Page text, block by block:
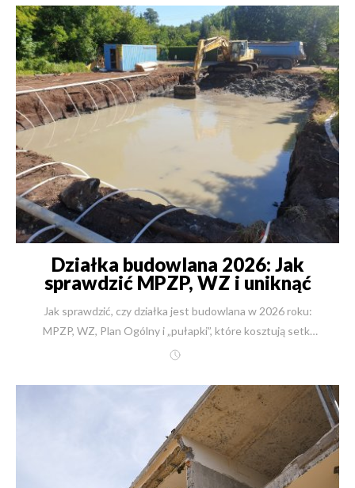
Działka budowlana 2026: Jak
sprawdzić MPZP, WZ i uniknąć
strat?
Jak sprawdzić, czy działka jest budowlana w 2026 roku: MPZP, WZ, Plan Ogólny i „pułapki”, które kosztują setki tysięcy Kwintesencja w 60 sekund (najważniejsze wnioski) „Działka budowlana” z ogłoszenia nie jest statusem prawnym. O tym, czy możesz legalnie postawić dom, decydują MPZP albo decyzja WZ (a od 1 lipca 2026 – często także to, czy teren jest w OUZ w Planie Ogólnym). Najbezpieczniej kupuje się działkę, gdy masz wypis i wyrys z MPZP albo ostateczną WZ (i sprawdzisz dojazd, media, służebności, strefy ochronne, wodę/grunt). „Brak MPZP i brak WZ” = najwyższe ryzyko. W 2026 roku to już nie tylko „czas”, ale realna groźba, że gmina nie będzie mogła wydać WZ poza OUZ. Z MPZP/WZ wyczytasz m.in.: linie zabudowy, wysokość, dach, intensywność, PBC, funkcję, dojazd, a czasem ograniczenia konserwatorskie/powodziowe. Najczęstsza tragedia inwestora: „tania działka” → potem wychodzi: rolna klasa, brak dojazdu prawnego, strefa zalewowa, służebność, wysoka woda, kosztowne fundamenty. Jeśli chcesz, sprawdzimy działkę „jak inżynier + praktyk z budowy”, a nie „jak opis z ogłoszenia”. Napisz: kontakt@new-house.pl lub zadzwoń +48 504 125 130. Dla kogo: dla osób, które w 2026 roku chcą kupić działkę i mieć pewność, że da się na niej legalnie i sensownie zbudować dom (bez min). Co załatwisz u nas: dostajesz weryfikację działki + plan formalności + wstępny budżet i etapy budowy domu – jasno, konkretnie, przed zakupem. Historia z życia budowy Jest 6 stycznia 2026. Rynek działa szybko, ogłoszenia kuszą „budowlaną działką”, a potem przychodzi ten jeden mail z urzędu, który potrafi zatrzymać marzenie na lata. Pan Michał chciał tylko ciszy i widoku na zieleń – znalazł „idealną działkę”. Dopiero w analizie wyszło, że część terenu ma inne przeznaczenie, dojazd jest „na gębę”, a media wcale nie takie blisko. Tego typu historie widzę od 30+ lat w branży: błędy robi się nie na budowie, tylko przed zakupem gruntu. Dobra wiadomość? To da się sprawdzić, krok po kroku, bez doktoratu z planowania. A w 2026 roku – po zmianach planistycznych – ta wiedza jest już nie „mile widziana”, tylko konieczna. 1) Dlaczego „działka budowlana” to często iluzja W ogłoszeniach „budowlana” bywa skrótem myślowym: „ładna, płaska, jest droga”. Tylko że prawo działa inaczej. Możliwość zabudowy nadają dokumenty i decyzje, nie krajobraz. I to jest sedno: zanim policzysz metry domu, policz… ryzyko formalne. Z perspektywy wykonawcy (i człowieka, który odpowiada za harmonogram i koszty), zakup działki bez twardego potwierdzenia zabudowy to jak podpisanie umowy „na słowo honoru”. A w 2026 roku – po zmianach – „słowo honoru” bywa wyjątkowo drogie. 2) Mapa decyzyjna: MPZP vs WZ vs brak jednego i drugiego Uprośćmy to do trzech scenariuszy: Scenariusz A: Jest MPZP (najbezpieczniej) Masz plan miejscowy – czyli akt prawa miejscowego, który mówi co i jak wolno budować. Twoim zadaniem jest sprawdzić, czy Twój dom „mieści się” w parametrach. Scenariusz B: Nie ma MPZP, ale jest WZ (OK, jeśli jest ostateczna) WZ to decyzja administracyjna wydawana po spełnieniu warunków ustawowych, m.in. „dobrego sąsiedztwa”. Tu kluczowe słowo to: ostateczna (czyli po terminach odwoławczych). Scenariusz C: Nie ma MPZP i nie ma WZ (najwyższe ryzyko) Wtedy formalnie nie masz potwierdzenia, że w ogóle zbudujesz dom. W 2026 roku dochodzi jeszcze ryzyko, że decyzji WZ nie da się uzyskać tam, gdzie gmina nie przewidzi OUZ w Planie Ogólnym. 3) Jak sprawdzić MPZP (i co z niego wyciągnąć „dla siebie”) 3.1. Skąd wziąć MPZP? urząd gminy/miasta (wypis i wyrys), portale gminne, bardzo praktycznie: Geoportal „Raport o działce” (często zbiera kluczowe informacje w jednym miejscu). 3.2. MPZP ma dwie części, które musisz czytać razem Rysunek planu (mapa: symbole, linie, strefy) Tekst uchwały (parametry liczbowe i ograniczenia) 3.3. Co konkretnie sprawdzasz w MPZP (checklista inwestora) Poniżej lista „z placu budowy”, bo to właśnie te zapisy najczęściej wysadzają projekt albo budżet: 1) Przeznaczenie terenu (funkcja) MN (jednorodzinna) – zwykle najlepsze dla domu U/MN-U – elastyczność, ale ryzyko uciążliwego sąsiedztwa MW – potencjalnie blok za płotem (nasłonecznienie, prywatność) 2) Linie zabudowy i nieprzekraczalne granice Jeśli linia zabudowy „zjada” działkę, możesz mieć działkę 1000 m², a realnie sensownej powierzchni pod dom będzie mało. 3) Wskaźniki i „matematyka działki” intensywność / powierzchnia zabudowy PBC – powierzchnia biologicznie czynna (czasem bardzo wysoka) To bezpośrednio ustala, czy zmieścisz dom, taras, podjazd, garaż, ogród. 4) Ograniczenia architektoniczne kąt dachu, rodzaj dachu, kalenica wysokość, liczba kondygnacji czasem: kolorystyka, materiały, ogrodzenia To potrafi wykluczyć „wymarzony projekt” jeszcze zanim architekt zacznie rysować. 5) Ukryte strefy konserwatorskie / archeologiczne powodziowe / zalewowe strefy zieleni / lasy / role z zakazem zabudowy Chcesz, żebym sprawdził MPZP „pod projekt i budżet”, a nie „na oko”? kontakt@new-house.pl, +48 504 125 130. 4) Jak działa WZ (warunki zabudowy) i gdzie ludzie się wykładają WZ wydaje wójt/burmistrz/prezydent (czasem wojewoda) i musi być spełniony zestaw przesłanek z ustawy. 4.1. Zasada dobrego sąsiedztwa (serce WZ) W skrócie: w okolicy musi istnieć zabudowa, która pozwala „dopasować” parametry nowej inwestycji (funkcja, gabaryty, linia zabudowy itd.). To jest literalnie wpisane w art. 61 ustawy. Błąd nr 1: „Obok jest pole, ale kiedyś tu będą domy” – urząd patrzy na to, co jest teraz i co jest legalnie istniejące. 4.2. Ile się czeka na WZ? Teoretycznie procedura ma terminy, w praktyce bywa różnie (uzgodnienia, strony postępowania, odwołania). Na poziomie poradnikowym administracja wskazuje terminy, ale realnie trzeba liczyć zapas. 4.3. WZ od 2026: ważność 5 lat (dla nowych decyzji) Po reformie planistycznej nowe WZ mają być terminowe (co do zasady 5 lat). To zmienia strategię: działka z WZ „do szuflady” przestaje być takim „pewniakiem”, jak dawniej. 5) Co jeśli nie ma MPZP ani WZ? To moment, w którym inwestor musi zadać sobie jedno brutalnie uczciwe pytanie: czy kupuję działkę pod budowę, czy kupuję ryzyko? W praktyce masz trzy opcje: Warunkowa umowa zakupu: kupujesz dopiero, gdy uzyskasz WZ (albo gdy gmina pokaże, że teren będzie w OUZ). Czekasz na MPZP (jeśli gmina realnie planuje uchwalenie). Spekulujesz – i musisz być gotowy na scenariusz, że budowy nie będzie (albo nie w horyzoncie, który Cię interesuje). 6) Plan Ogólny i OUZ: rewolucja, która zmienia grę w 2026 To jest najważniejsza zmiana „tu i teraz”, bo jesteśmy już w 2026 roku. Plan Ogólny gminy ma wyznaczać strefy planistyczne oraz Obszary Uzupełnienia Zabudowy (OUZ). Co kluczowe: po 1 lipca 2026 (data graniczna, która przewija się w oficjalnych komunikatach) decyzje WZ co do zasady mają być wydawane tylko tam, gdzie Plan Ogólny na to pozwoli – czyli w OUZ. Ryzyko „czarnej dziury”: jeśli gmina nie zdąży/nie uchwali odpowiednich dokumentów, część inwestycji może się „zamrozić” formalnie – i to nie dlatego, że działka jest zła, tylko dlatego, że system nie ma podstawy do wydania decyzji. Wskazówka na styczeń 2026: jeśli dziś (6 stycznia 2026) oglądasz działkę bez MPZP i bez WZ, to powinieneś równolegle sprawdzić, jak gmina podchodzi do Planów Ogólnych i OUZ – bo to może przesądzić o wszystkim. 7) Grunty rolne i „odrolnienie”: gdzie znikają pieniądze Działki rolne kuszą ceną. Tylko że są dwa różne tematy: zmiana przeznaczenia (MPZP/WZ), wyłączenie z produkcji rolnej (opłaty/zgody). Ważna informacja praktyczna (często ratuje budżet): przy budownictwie jednorodzinnym jest zwolnienie z opłat do 500 m² wyłączenia (w typowych sytuacjach). 8) Niewidzialni wrogowie: rzeczy, których nie widać w ogłoszeniu Tu jest miejsce, gdzie inwestorzy najczęściej mówią: „gdybym wiedział wcześniej…”. 8.1. Geotechnika i wody gruntowe Możesz mieć MPZP/WZ, a i tak przegrać budżetem na fundamentach. Dlatego przed zakupem (albo przynajmniej przed projektem) warto zrobić badania gruntu – to koszt rzędu „ułamka” tego, co potrafi kosztować wzmocnienie posadowienia. 8.2. Dojazd prawny „Droga jest” ≠ „masz prawny dostęp do drogi publicznej”. To sprawdzasz w dokumentach i w księdze wieczystej. 8.3. Służebności, hipoteki, ograniczenia W praktyce zaczynasz od księgi wieczystej (działy III–IV). Elektroniczne KW są dostępne online po numerze księgi. 8.4. Powódź / zalew / melioracje Mapy zagrożenia powodziowego sprawdzasz w systemach publicznych (ISOK/Wody Polskie). 9) Widełki kosztów budowy w 2026: liczby z rynku + liczby z New-House W 2026 roku ceny wciąż zależą od standardu, bryły, technologii, regionu i dostępności ekip. Ale da się pokazać liczby, które pomagają złapać punkt odniesienia. 9.1. Przykładowe widełki z rynku (źródła zewnętrzne) Są publikacje pokazujące prognozy kosztów etapami dla 2026 (fundamenty, SSO, instalacje, wykończenia). Koszt stanu surowego zamkniętego bywa liczony w zł/m² (np. dane dla czerwca 2025 ok. 3876 zł/m² – jako punkt odniesienia „bazowego etapu”, nie „pod klucz”). Prognozy dla 2026 w części źródeł mówią o okolicach 5 500–6 000 zł/m² jako „jakościowe materiały”, przy zastrzeżeniach regionalnych. GUS publikuje wskaźniki cen produkcji budowlano-montażowej – dobre do śledzenia trendu (czy rośnie/spada). 9.2. Przykłady cen i realiów z New-House (Twoja marka, Twoje dane) Na New-House pojawiają się widełki rzędu 7 000–9 000 zł/m² (w zależności od standardu i skali). Przykład regionalny (2026): Podkarpackie 7 200–9 500 zł/m². Dla większych, indywidualnych domów/rezydencji pojawiają się konkretne przykłady kwot (np. kilkaset m² i budżety idące w miliony). Na stronie z projektami pojawia się też komunikacja „średni